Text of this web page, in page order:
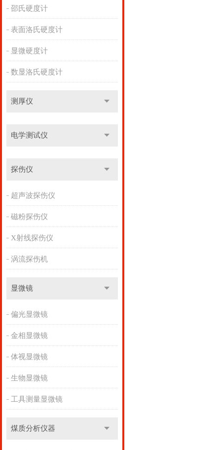
邵氏硬度计
表面洛氏硬度计
显微硬度计
数显洛氏硬度计
测厚仪
电学测试仪
探伤仪
超声波探伤仪
磁粉探伤仪
X射线探伤仪
涡流探伤机
显微镜
偏光显微镜
金相显微镜
体视显微镜
生物显微镜
工具测量显微镜
煤质分析仪器